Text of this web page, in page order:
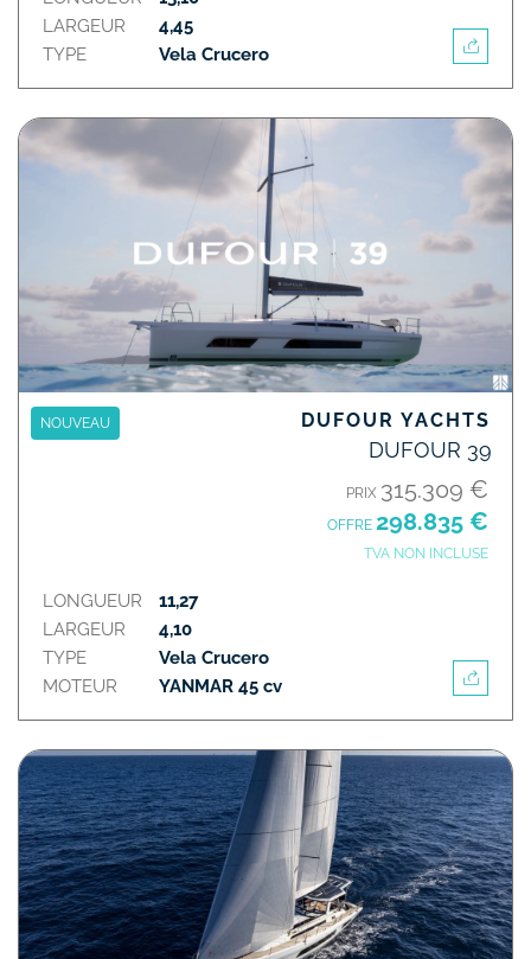
LARGEUR
TYPE
4,45
Vela Crucero
NOUVEAU DUFOUR YACHTS
DUFOUR 39
PRIX 315.309 €
OFFRE 298.835 €
TVA NON INCLUSE
LONGUEUR
LARGEUR
TYPE
MOTEUR
11,27
4,10
Vela Crucero
YANMAR 45 cv